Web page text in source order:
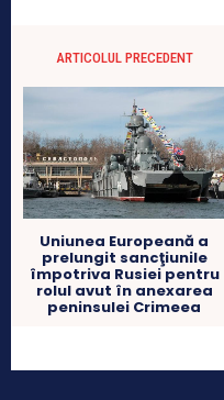
ARTICOLUL PRECEDENT
Uniunea Europeană a
prelungit sancţiunile
împotriva Rusiei pentru
rolul avut în anexarea
peninsulei Crimeea